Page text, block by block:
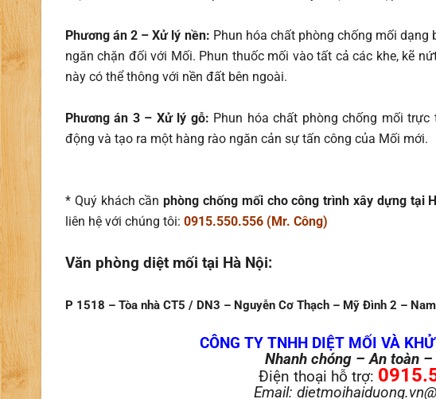
Phương án 2 – Xử lý nền: Phun hóa chất phòng chống mối
ngăn chặn đối với Mối. Phun thuốc mối vào tất cả các khe, kẽ
này có thể thông với nền đất bên ngoài.
Phương án 3 – Xử lý gỗ: Phun hóa chất phòng chống mối
động và tạo ra một hàng rào ngăn cản sự tấn công của Mối mới.
* Quý khách cầnphòng chống mối cho công trình xây dựng tại
liên hệ với chúng tôi: 0915.550.556 (Mr. Công)
Văn phòng diệt mối tại Hà Nội:
P 1518 – Tòa nhà CT5 / DN3 – Nguyễn Cơ Thạch – Mỹ Đình 2 –
CÔNG TY TNHH DIỆT MỐI VÀ
Nhanh chóng – An toàn –
Điện thoại hỗ trợ:
Email: